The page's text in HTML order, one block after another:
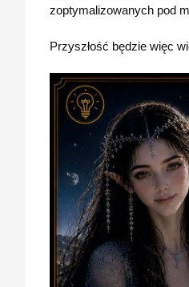
zoptymalizowanych pod
Przyszłość będzie więc